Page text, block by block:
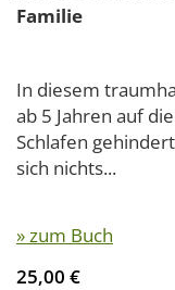
Familie
In diesem
ab 5 Jahren auf
Schlafen
sich nichts...
» zum Buch
25,00 €